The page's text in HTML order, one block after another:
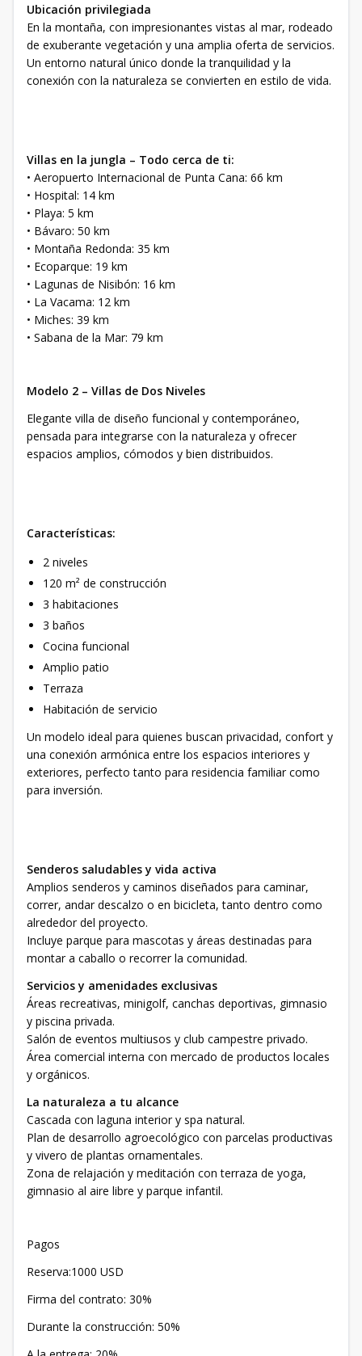
Ubicación privilegiada
En la montaña, con impresionantes vistas al mar, rodeado
de exuberante vegetación y una amplia oferta de servicios.
Un entorno natural único donde la tranquilidad y la
conexión con la naturaleza se convierten en estilo de vida.
Villas en la jungla – Todo cerca de ti:
• Aeropuerto Internacional de Punta Cana: 66 km
• Hospital: 14 km
• Playa: 5 km
• Bávaro: 50 km
• Montaña Redonda: 35 km
• Ecoparque: 19 km
• Lagunas de Nisibón: 16 km
• La Vacama: 12 km
• Miches: 39 km
• Sabana de la Mar: 79 km
Modelo 2 – Villas de Dos Niveles
Elegante villa de diseño funcional y contemporáneo,
pensada para integrarse con la naturaleza y ofrecer
espacios amplios, cómodos y bien distribuidos.
Características:
2 niveles
120 m² de construcción
3 habitaciones
3 baños
Cocina funcional
Amplio patio
Terraza
Habitación de servicio
Un modelo ideal para quienes buscan privacidad, confort y
una conexión armónica entre los espacios interiores y
exteriores, perfecto tanto para residencia familiar como
para inversión.
Senderos saludables y vida activa
Amplios senderos y caminos diseñados para caminar,
correr, andar descalzo o en bicicleta, tanto dentro como
alrededor del proyecto.
Incluye parque para mascotas y áreas destinadas para
montar a caballo o recorrer la comunidad.
Servicios y amenidades exclusivas
Áreas recreativas, minigolf, canchas deportivas, gimnasio
y piscina privada.
Salón de eventos multiusos y club campestre privado.
Área comercial interna con mercado de productos locales
y orgánicos.
La naturaleza a tu alcance
Cascada con laguna interior y spa natural.
Plan de desarrollo agroecológico con parcelas productivas
y vivero de plantas ornamentales.
Zona de relajación y meditación con terraza de yoga,
gimnasio al aire libre y parque infantil.
Pagos
Reserva:1000 USD
Firma del contrato: 30%
Durante la construcción: 50%